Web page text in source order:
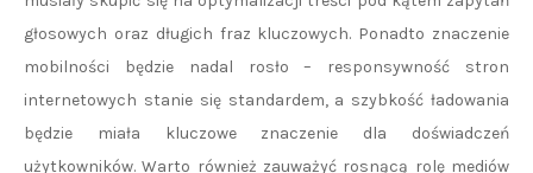
głosowych oraz długich fraz kluczowych. Ponadto znaczenie
mobilności będzie nadal rosło – responsywność stron
internetowych stanie się standardem, a szybkość ładowania
będzie miała kluczowe znaczenie dla doświadczeń
użytkowników. Warto również zauważyć rosnącą rolę mediów